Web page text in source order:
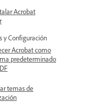
Acrobat
y Configuración
Acrobat como
predeterminado
temas de